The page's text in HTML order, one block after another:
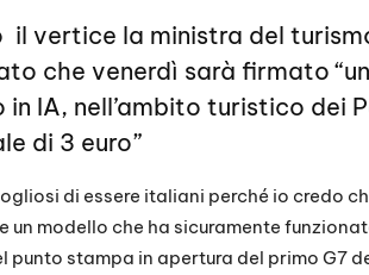
il vertice la ministra del
che venerdì sarà firmato
IA, nell’ambito turistico dei
di 3 euro”
di essere italiani perché io credo
un modello che ha sicuramente
punto stampa in apertura del primo G7